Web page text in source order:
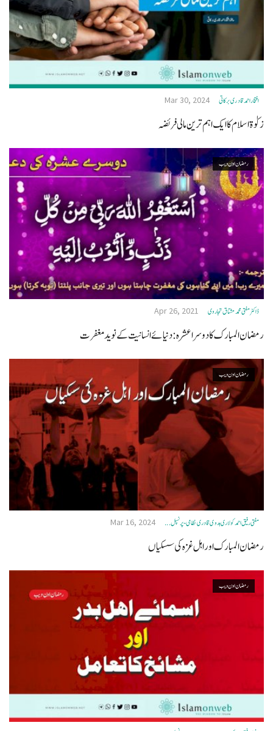
افتخاراحمدقادری برکاتی Mar 30, 2024
زکوٰۃ اسلام کا ایک اہم ترین مالی فریضہ
رمضان اون ويب
ڈاکٹر مفتی محمد مشتاق تجاروی Apr 26, 2021
رمضان المبارک کا دوسرا عشرہ: دنیائے انسانیت کے نوید مغفرت
رمضان اون ويب
مفتی رفیق احمد کولاری ہدوی قادری نظامی- پرنسپل ... Mar 16, 2024
رمضان المبارک اور اہل غزہ کی سسکیاں
رمضان اون ويب